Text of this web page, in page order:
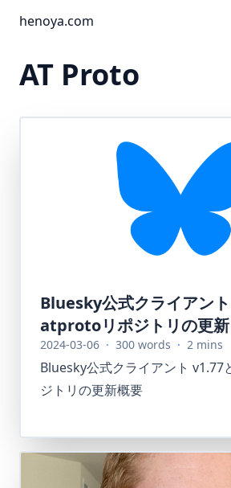
henoya.com
AT Proto
Bluesky公式クライアン
atprotoリポジトリの更新
2024-03-06 · 300 words · 2 mins
Bluesky公式クライアント
ジトリの更新概要